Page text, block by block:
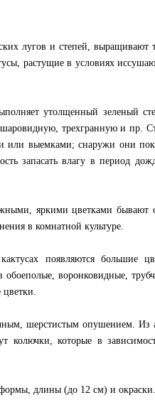
лугов и степей, выращивают
растущие в условиях
утолщенный зеленый
трехгранную и пр.
или выемками; снаружи они
запасать влагу в период
яркими цветками бывают
в комнатной культуре.
появляются большие
воронковидные,
цветки.
шерстистым опушением. Из
колючки, которые в
длины (до 12 см) и